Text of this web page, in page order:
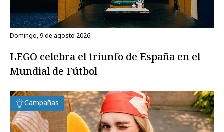
domingo, 9 de agosto 2026
LEGO celebra el triunfo de España en el
Mundial de Fútbol
Campañas